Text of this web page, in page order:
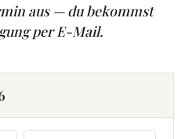
aus — du bekommst
per E-Mail.